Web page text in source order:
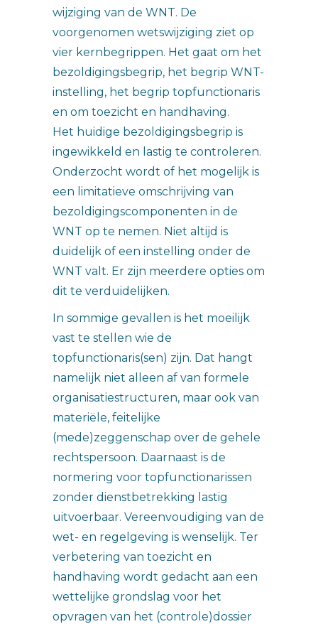
wijziging van de WNT. De
voorgenomen wetswijziging ziet op
vier kernbegrippen. Het gaat om het
bezoldigingsbegrip, het begrip WNT-
instelling, het begrip topfunctionaris
en om toezicht en handhaving.
Het huidige bezoldigingsbegrip is
ingewikkeld en lastig te controleren.
Onderzocht wordt of het mogelijk is
een limitatieve omschrijving van
bezoldigingscomponenten in de
WNT op te nemen. Niet altijd is
duidelijk of een instelling onder de
WNT valt. Er zijn meerdere opties om
dit te verduidelijken.
In sommige gevallen is het moeilijk
vast te stellen wie de
topfunctionaris(sen) zijn. Dat hangt
namelijk niet alleen af van formele
organisatiestructuren, maar ook van
materiële, feitelijke
(mede)zeggenschap over de gehele
rechtspersoon. Daarnaast is de
normering voor topfunctionarissen
zonder dienstbetrekking lastig
uitvoerbaar. Vereenvoudiging van de
wet- en regelgeving is wenselijk. Ter
verbetering van toezicht en
handhaving wordt gedacht aan een
wettelijke grondslag voor het
opvragen van het (controle)dossier